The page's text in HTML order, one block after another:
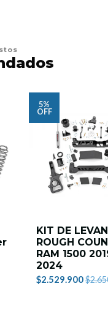
5%
OFF
KIT DE
ROUGH
RAM 1500
2024
$2.529.900